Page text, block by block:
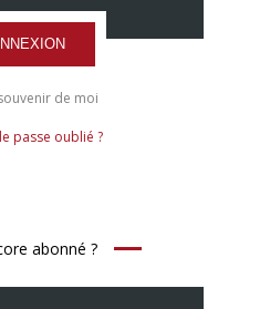
de moi
passe oublié ?
abonné ?